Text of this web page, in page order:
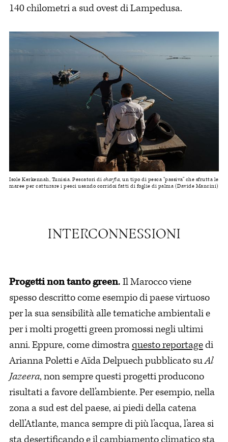
140 chilometri a sud ovest di Lampedusa.
Isole Kerkennah, Tunisia. Pescatori di charfia, un tipo di pesca “passiva” che sfrutta le
maree per catturare i pesci usando corridoi fatti di foglie di palma (Davide Mancini)
Progetti non tanto green.Il Marocco viene
spesso descritto come esempio di paese virtuoso
per la sua sensibilità alle tematiche ambientali e
per i molti progetti green promossi negli ultimi
anni. Eppure, come dimostraquesto reportagedi
Arianna Poletti e Aïda Delpuech pubblicato suAl
Jazeera, non sempre questi progetti producono
risultati a favore dell’ambiente. Per esempio, nella
zona a sud est del paese, ai piedi della catena
dell’Atlante, manca sempre di più l’acqua, l’area si